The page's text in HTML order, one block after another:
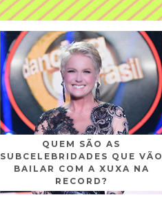
QUEM SÃO AS
SUBCELEBRIDADES QUE VÃO
BAILAR COM A XUXA NA
RECORD?